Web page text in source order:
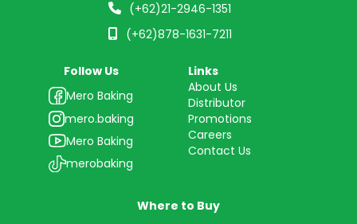
(+62)21-2946-1351
(+62)878-1631-7211
Follow Us
Mero Baking
mero.baking
Mero Baking
merobaking
Links
About Us
Distributor
Promotions
Careers
Contact Us
Where to Buy